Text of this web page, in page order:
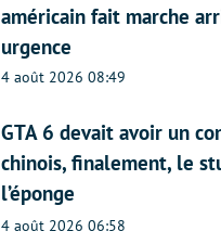
américain fait marche
urgence
4 août 2026 08:49
GTA 6 devait avoir un
chinois, finalement, le
l’éponge
4 août 2026 06:58